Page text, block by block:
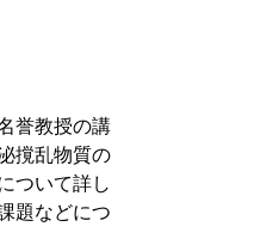
誉教授の講
撹乱物質の
ついて詳し
題などにつ